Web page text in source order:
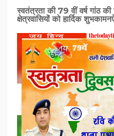
स्वतंत्रता की 79 वीं वर्ष गांठ
क्षेत्रवासियों को हार्दिक